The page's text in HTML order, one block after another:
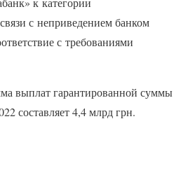
с неприведением банком
с требованиями
выплат гарантированной суммы
составляет 4,4 млрд грн.